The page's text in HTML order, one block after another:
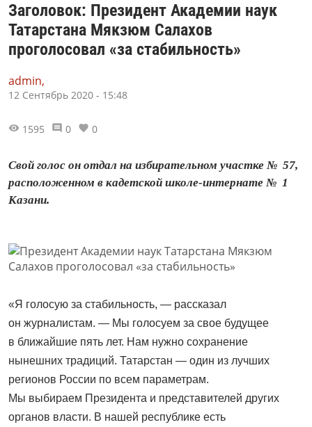
Заголовок: Президент Академии наук
Татарстана Мякзюм Салахов
проголосовал «за стабильность»
admin,
12 Сентябрь 2020 - 15:48
1595 0 0
Свой голос он отдал на избирательном участке № 57,
расположенном в кадетской школе-интернате № 1
Казани.
«Я голосую за стабильность, — рассказал
он журналистам. — Мы голосуем за свое будущее
в ближайшие пять лет. Нам нужно сохранение
нынешних традиций. Татарстан — один из лучших
регионов России по всем параметрам.
Мы выбираем Президента и представителей других
органов власти. В нашей республике есть